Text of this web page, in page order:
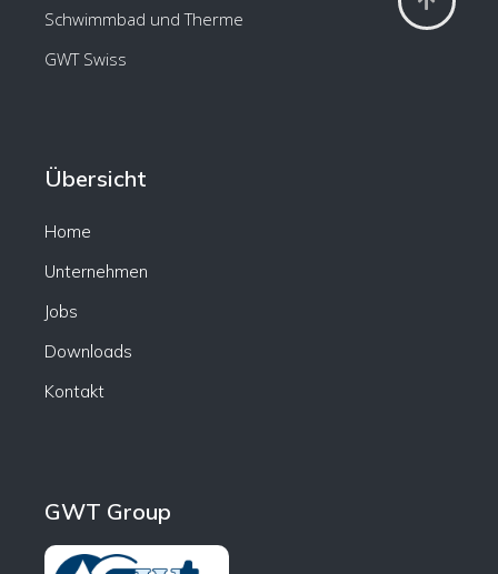
Schwimmbad und Therme
GWT Swiss
Übersicht
Home
Unternehmen
Jobs
Downloads
Kontakt
GWT Group